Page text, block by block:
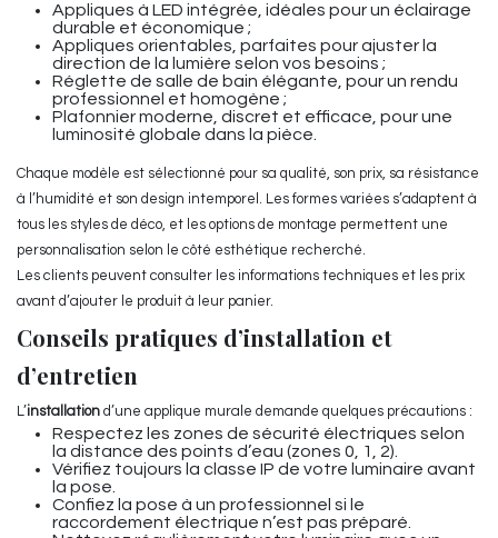
Appliques à LED intégrée, idéales pour un éclairage
durable et économique ;
Appliques orientables, parfaites pour ajuster la
direction de la lumière selon vos besoins ;
Réglette de salle de bain élégante, pour un rendu
professionnel et homogène ;
Plafonnier moderne, discret et efficace, pour une
luminosité globale dans la pièce.
Chaque modèle est sélectionné pour sa qualité, son prix, sa résistance
à l’humidité et son design intemporel. Les formes variées s’adaptent à
tous les styles de déco, et les options de montage permettent une
personnalisation selon le côté esthétique recherché.
Les clients peuvent consulter les informations techniques et les prix
avant d’ajouter le produit à leur panier.
Conseils pratiques d’installation et
d’entretien
L’installation d’une applique murale demande quelques précautions :
Respectez les zones de sécurité électriques selon
la distance des points d’eau (zones 0, 1, 2).
Vérifiez toujours la classe IP de votre luminaire avant
la pose.
Confiez la pose à un professionnel si le
raccordement électrique n’est pas préparé.